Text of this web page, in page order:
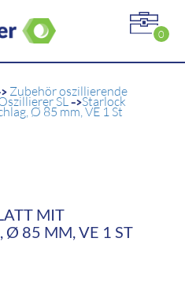
0
Zubehör oszillierende
SL->Starlock
Ø 85 mm, VE 1 St
MIT
Ø 85 MM, VE 1 ST